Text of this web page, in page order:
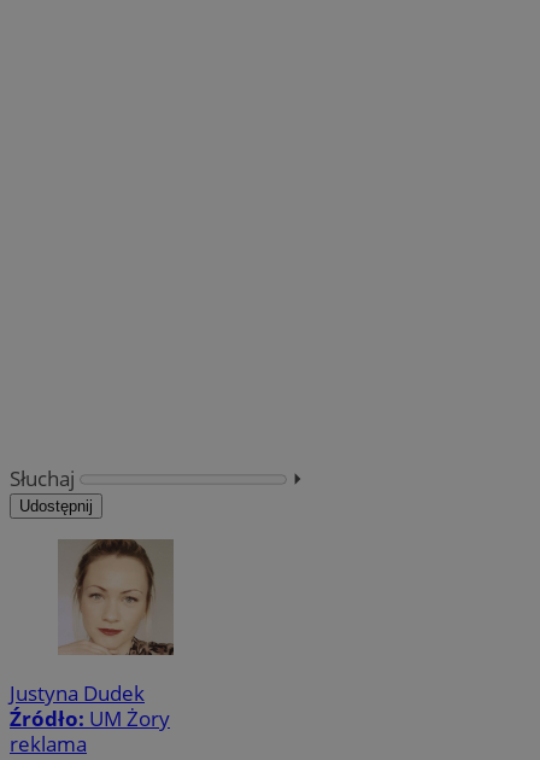
Słuchaj ⏵︎
Udostępnij
Justyna Dudek
Źródło: UM Żory
reklama